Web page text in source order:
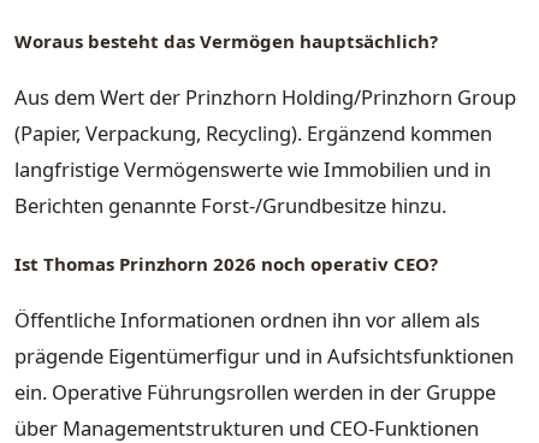
Woraus besteht das Vermögen hauptsächlich?
Aus dem Wert der Prinzhorn Holding/Prinzhorn Group
(Papier, Verpackung, Recycling). Ergänzend kommen
langfristige Vermögenswerte wie Immobilien und in
Berichten genannte Forst-/Grundbesitze hinzu.
Ist Thomas Prinzhorn 2026 noch operativ CEO?
Öffentliche Informationen ordnen ihn vor allem als
prägende Eigentümerfigur und in Aufsichtsfunktionen
ein. Operative Führungsrollen werden in der Gruppe
über Managementstrukturen und CEO-Funktionen